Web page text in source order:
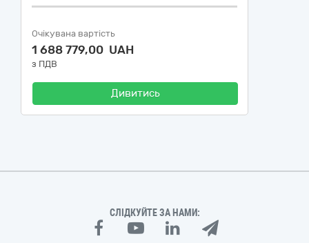
Очікувана вартість
1 688 779,00 UAH
з ПДВ
Дивитись
СЛІДКУЙТЕ ЗА НАМИ: